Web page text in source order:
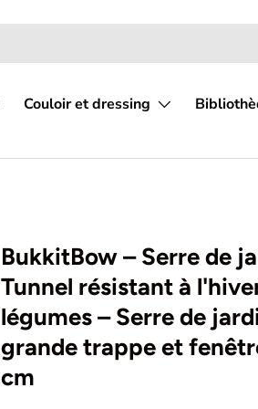
Couloir et dressing
BukkitBow – Serre de
Tunnel résistant à
légumes – Serre de
grande trappe et
cm